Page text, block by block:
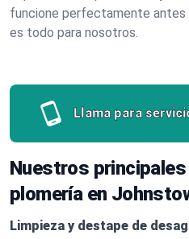
funcione perfectamente antes
es todo para nosotros.
Llama para
Nuestros
plomería en
Limpieza y destape de